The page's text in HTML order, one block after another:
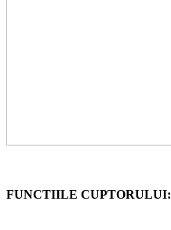
FUNCTIILE CUPTORULUI: